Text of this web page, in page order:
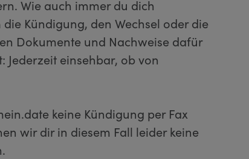
Wie auch immer du dich
Kündigung, den Wechsel oder die
Dokumente und Nachweise dafür
einsehbar, ob von
keine Kündigung per Fax
wir dir in diesem Fall leider keine